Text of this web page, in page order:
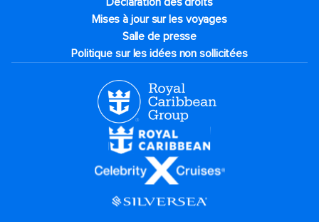
Mises à jour sur les voyages
Salle de presse
Politique sur les idées non sollicitées